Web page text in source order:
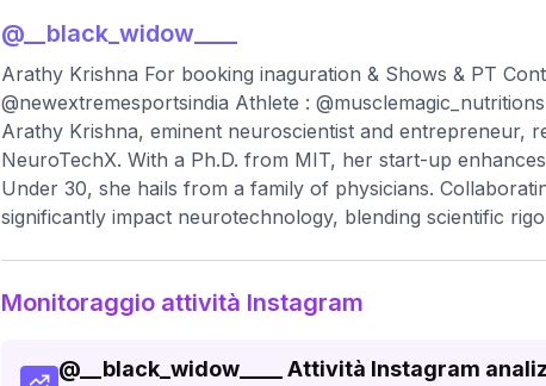
@ __black_widow____
Arathy Krishna For booking inaguration & Shows & PT
@newextremesportsindia Athlete :
Arathy Krishna, eminent neuroscientist and entrepreneur,
NeuroTechX. With a Ph.D. from MIT, her start-up
Under 30, she hails from a family of physicians.
significantly impact neurotechnology, blending scientific
Monitoraggio attività Instagram
@ __black_widow____ Attività Instagram